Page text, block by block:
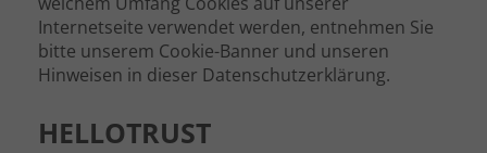
Internetseite verwendet werden, entnehmen Sie
bitte unserem Cookie-Banner und unseren
Hinweisen in dieser Datenschutzerklärung.
HELLOTRUST